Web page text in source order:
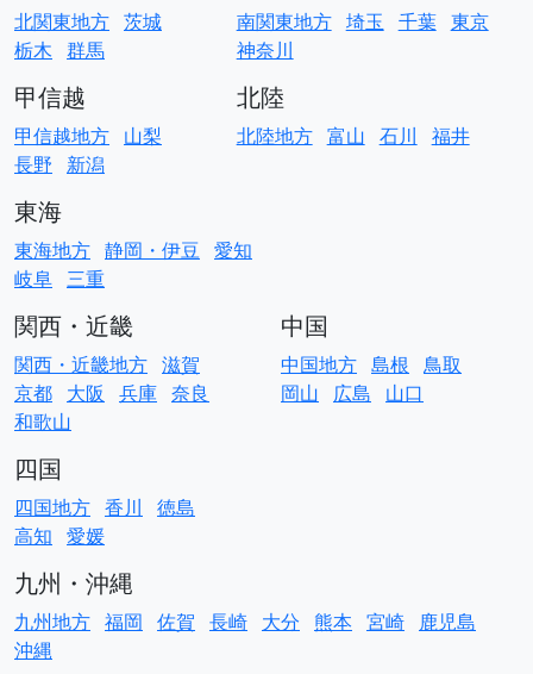
北関東地方 茨城
栃木 群馬
南関東地方 埼玉 千葉 東京
神奈川
甲信越
甲信越地方 山梨
長野
新潟
北陸
北陸地方 富山 石川 福井
東海
東海地方 静岡・伊豆 愛知
岐阜 三重
関西・近畿
関西・近畿地方 滋賀
京都 大阪 兵庫 奈良
和歌山
中国
中国地方 島根 鳥取
岡山
広島 山口
四国
四国地方 香川
徳島
高知 愛媛
九州・沖縄
九州地方 福岡 佐賀 長崎 大分 熊本 宮崎
鹿児島
沖縄